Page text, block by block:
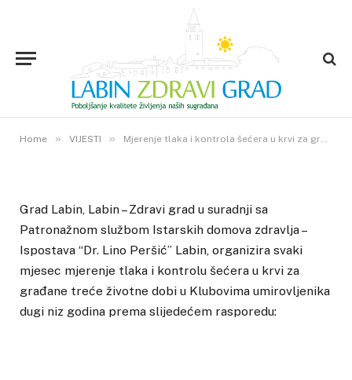
Home » VIJESTI » Mjerenje tlaka i kontrola šećera u krvi za građane treće životne dobi
Mjerenje tlaka i kontrola šećera u
krvi za građane treće životne
11. OŽUJKA 2016. 0VIEWS
Grad Labin, Labin – Zdravi grad u suradnji sa
Patronažnom službom Istarskih domova zdravlja –
Ispostava “Dr. Lino Peršić” Labin, organizira svaki
mjesec mjerenje tlaka i kontrolu šećera u krvi za
građane treće životne dobi u Klubovima umirovljenika
dugi niz godina prema slijedećem rasporedu: